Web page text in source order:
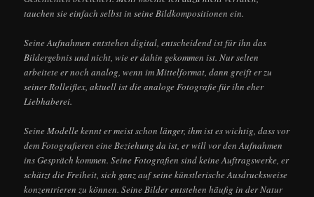
tauchen sie einfach selbst in seine Bildkompositionen ein.
Seine Aufnahmen entstehen digital, entscheidend ist für ihn das
Bildergebnis und nicht, wie er dahin gekommen ist. Nur selten
arbeitete er noch analog, wenn im Mittelformat, dann greift er zu
seiner Rolleiflex, aktuell ist die analoge Fotografie für ihn eher
Liebhaberei.
Seine Modelle kennt er meist schon länger, ihm ist es wichtig, dass vor
dem Fotografieren eine Beziehung da ist, er will vor den Aufnahmen
ins Gespräch kommen. Seine Fotografien sind keine Auftragswerke, er
schätzt die Freiheit, sich ganz auf seine künstlerische Ausdrucksweise
konzentrieren zu können. Seine Bilder entstehen häufig in der Natur